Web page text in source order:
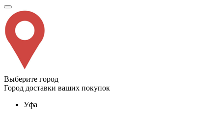
Выберите город
Город доставки ваших покупок
Уфа